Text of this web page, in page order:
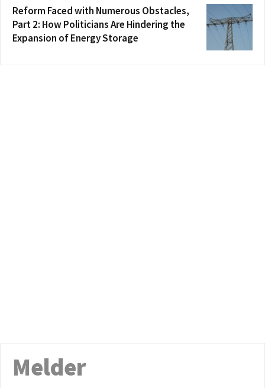
Reform Faced with Numerous Obstacles,
Part 2: How Politicians Are Hindering the
Expansion of Energy Storage
Melder